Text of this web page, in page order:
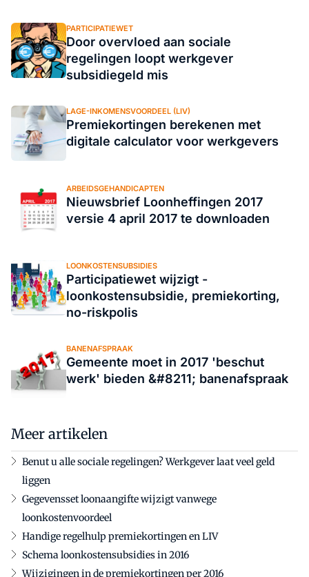
PARTICIPATIEWET
Door overvloed aan sociale
regelingen loopt werkgever
subsidiegeld mis
LAGE-INKOMENSVOORDEEL (LIV)
Premiekortingen berekenen met
digitale calculator voor werkgevers
ARBEIDSGEHANDICAPTEN
Nieuwsbrief Loonheffingen 2017
versie 4 april 2017 te downloaden
LOONKOSTENSUBSIDIES
Participatiewet wijzigt -
loonkostensubsidie, premiekorting,
no-riskpolis
BANENAFSPRAAK
Gemeente moet in 2017 'beschut
werk' bieden &#8211; banenafspraak
Meer artikelen
Benut u alle sociale regelingen? Werkgever laat veel geld
liggen
Gegevensset loonaangifte wijzigt vanwege
loonkostenvoordeel
Handige regelhulp premiekortingen en LIV
Schema loonkostensubsidies in 2016
Wijzigingen in de premiekortingen per 2016